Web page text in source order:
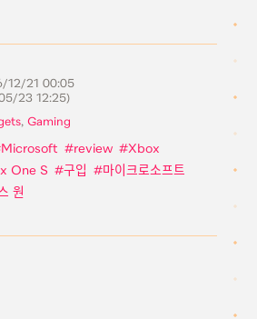
12/21 00:05
23 12:25)
, Gaming
Microsoft review
Xbox
One S 구입
마이크로소프트
원